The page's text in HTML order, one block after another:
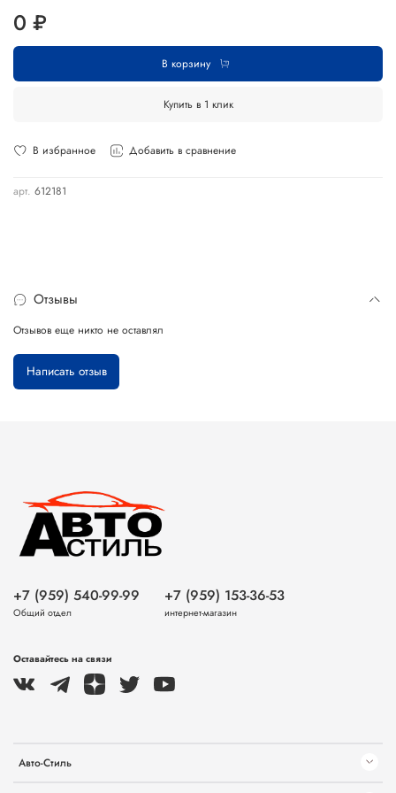
В избранное Добавить в сравнение
арт. 612181
0 ₽
В корзину
Купить в 1 клик
Отзывы
Отзывов еще никто не оставлял
Написать отзыв
Авто-Стиль
+7 (959) 540-99-99
Общий отдел
+7 (959) 153-36-53
интернет-магазин
Оставайтесь на связи